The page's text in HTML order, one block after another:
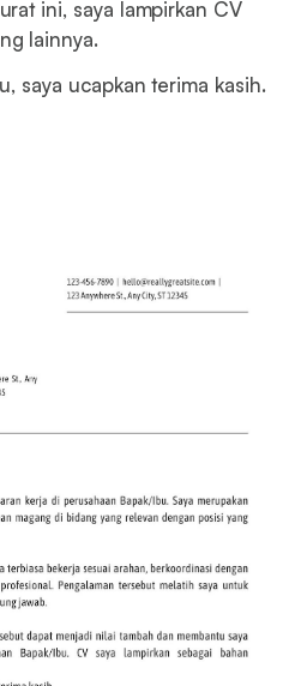
ini, saya lampirkan CV
lainnya.
saya ucapkan terima kasih.